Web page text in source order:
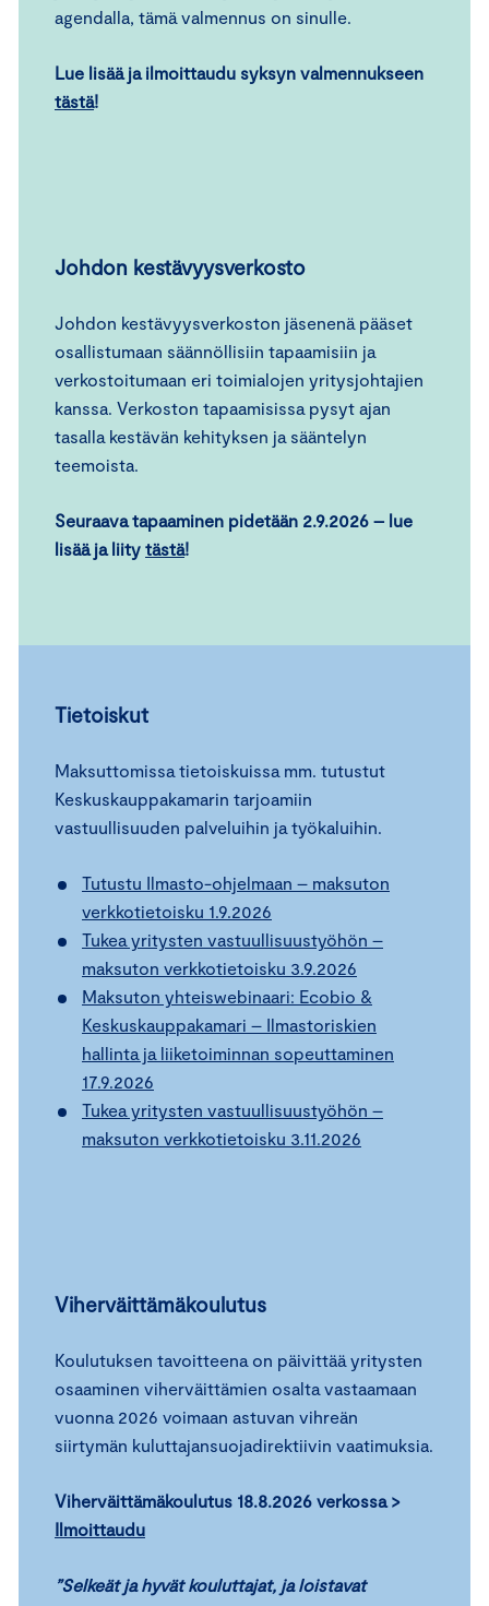
agendalla, tämä valmennus on sinulle.
Lue lisää ja ilmoittaudu syksyn valmennukseen
tästä!
Johdon kestävyysverkosto
Johdon kestävyysverkoston jäsenenä pääset
osallistumaan säännöllisiin tapaamisiin ja
verkostoitumaan eri toimialojen yritysjohtajien
kanssa. Verkoston tapaamisissa pysyt ajan
tasalla kestävän kehityksen ja sääntelyn
teemoista.
Seuraava tapaaminen pidetään 2.9.2026 – lue
lisää ja liity tästä!
Tietoiskut
Maksuttomissa tietoiskuissa mm. tutustut
Keskuskauppakamarin tarjoamiin
vastuullisuuden palveluihin ja työkaluihin.
Tutustu Ilmasto-ohjelmaan – maksuton
verkkotietoisku 1.9.2026
Tukea yritysten vastuullisuustyöhön –
maksuton verkkotietoisku 3.9.2026
Maksuton yhteiswebinaari: Ecobio &
Keskuskauppakamari – Ilmastoriskien
hallinta ja liiketoiminnan sopeuttaminen
17.9.2026
Tukea yritysten vastuullisuustyöhön –
maksuton verkkotietoisku 3.11.2026
Viherväittämäkoulutus
Koulutuksen tavoitteena on päivittää yritysten
osaaminen viherväittämien osalta vastaamaan
vuonna 2026 voimaan astuvan vihreän
siirtymän kuluttajansuojadirektiivin vaatimuksia.
Viherväittämäkoulutus 18.8.2026 verkossa >
Ilmoittaudu
”Selkeät ja hyvät kouluttajat, ja loistavat